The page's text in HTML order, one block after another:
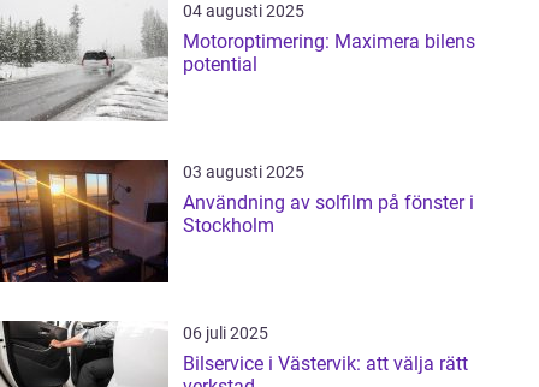
04 augusti 2025
Motoroptimering: Maximera bilens
potential
03 augusti 2025
Användning av solfilm på fönster i
Stockholm
06 juli 2025
Bilservice i Västervik: att välja rätt